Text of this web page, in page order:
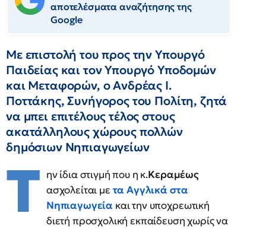
αποτελέσματα αναζήτησης της
Google
Με επιστολή του προς την Υπουργό
Παιδείας και τον Υπουργό Υποδομών
και Μεταφορών, ο Ανδρέας Ι.
Ποττάκης, Συνήγορος του Πολίτη, ζητά
να μπει επιτέλους τέλος στους
ακατάλληλους χώρους πολλών
δημόσιων Νηπιαγωγείων
Τ ην ίδια στιγμή που η κ.Κεραμέως
ασχολείται με τα Αγγλικά στα
Νηπιαγωγεία και την υποχρεωτική
διετή προσχολική εκπαίδευση χωρίς να